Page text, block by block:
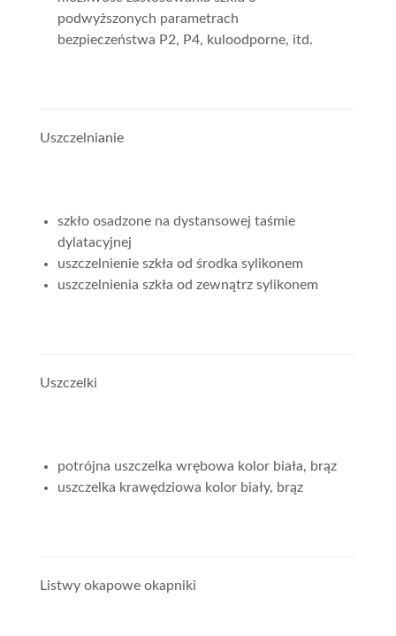
podwyższonych parametrach
bezpieczeństwa P2, P4, kuloodporne, itd.
Uszczelnianie
szkło osadzone na dystansowej taśmie
dylatacyjnej
uszczelnienie szkła od środka sylikonem
uszczelnienia szkła od zewnątrz sylikonem
Uszczelki
potrójna uszczelka wrębowa kolor biała, brąz
uszczelka krawędziowa kolor biały, brąz
Listwy okapowe okapniki